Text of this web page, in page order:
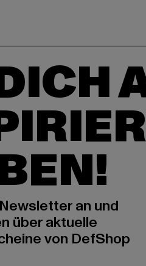
an und
über aktuelle
von DefShop